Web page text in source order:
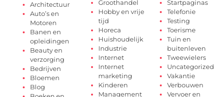
Architectuur
Auto’s en
Motoren
Banen en
opleidingen
Beauty en
verzorging
Bedrijven
Bloemen
Blog
Groothandel
Hobby en vrije
tijd
Horeca
Huishoudelijk
Industrie
Internet
Internet
marketing
Kinderen
Management
Startpaginas
Telefonie
Testing
Toerisme
Tuin en
buitenleven
Tweewielers
Uncategorized
Vakantie
Verbouwen
Vervoer en